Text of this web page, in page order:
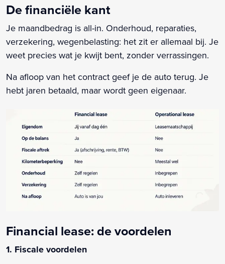
De financiële kant
Je maandbedrag is all-in. Onderhoud, reparaties,
verzekering, wegenbelasting: het zit er allemaal bij. Je
weet precies wat je kwijt bent, zonder verrassingen.
Na afloop van het contract geef je de auto terug. Je
hebt jaren betaald, maar wordt geen eigenaar.
Financial lease: de voordelen
1. Fiscale voordelen